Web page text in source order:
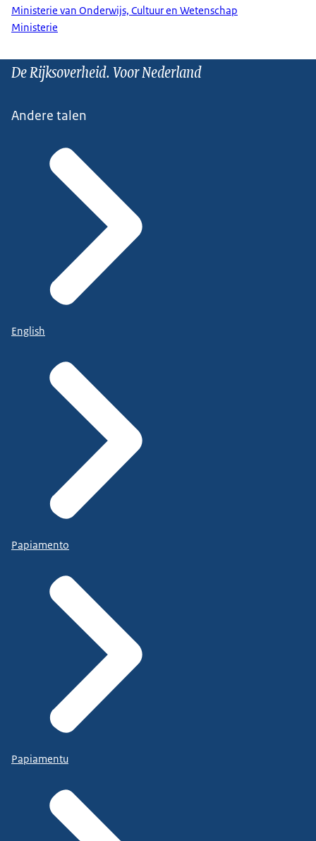
Ministerie van Onderwijs, Cultuur en Wetenschap
Ministerie
De Rijksoverheid. Voor Nederland
Andere talen
English
Papiamento
Papiamentu